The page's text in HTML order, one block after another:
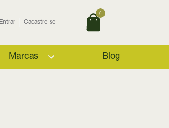
Entrar Cadastre-se
0
Marcas Blog